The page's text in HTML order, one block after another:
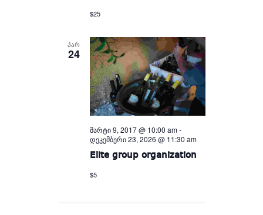
$25
ᲞᲐᲠ
24
მარტი 9, 2017 @ 10:00 am-
დეკემბერი 23, 2026 @ 11:30 am
Elite group organization
$5